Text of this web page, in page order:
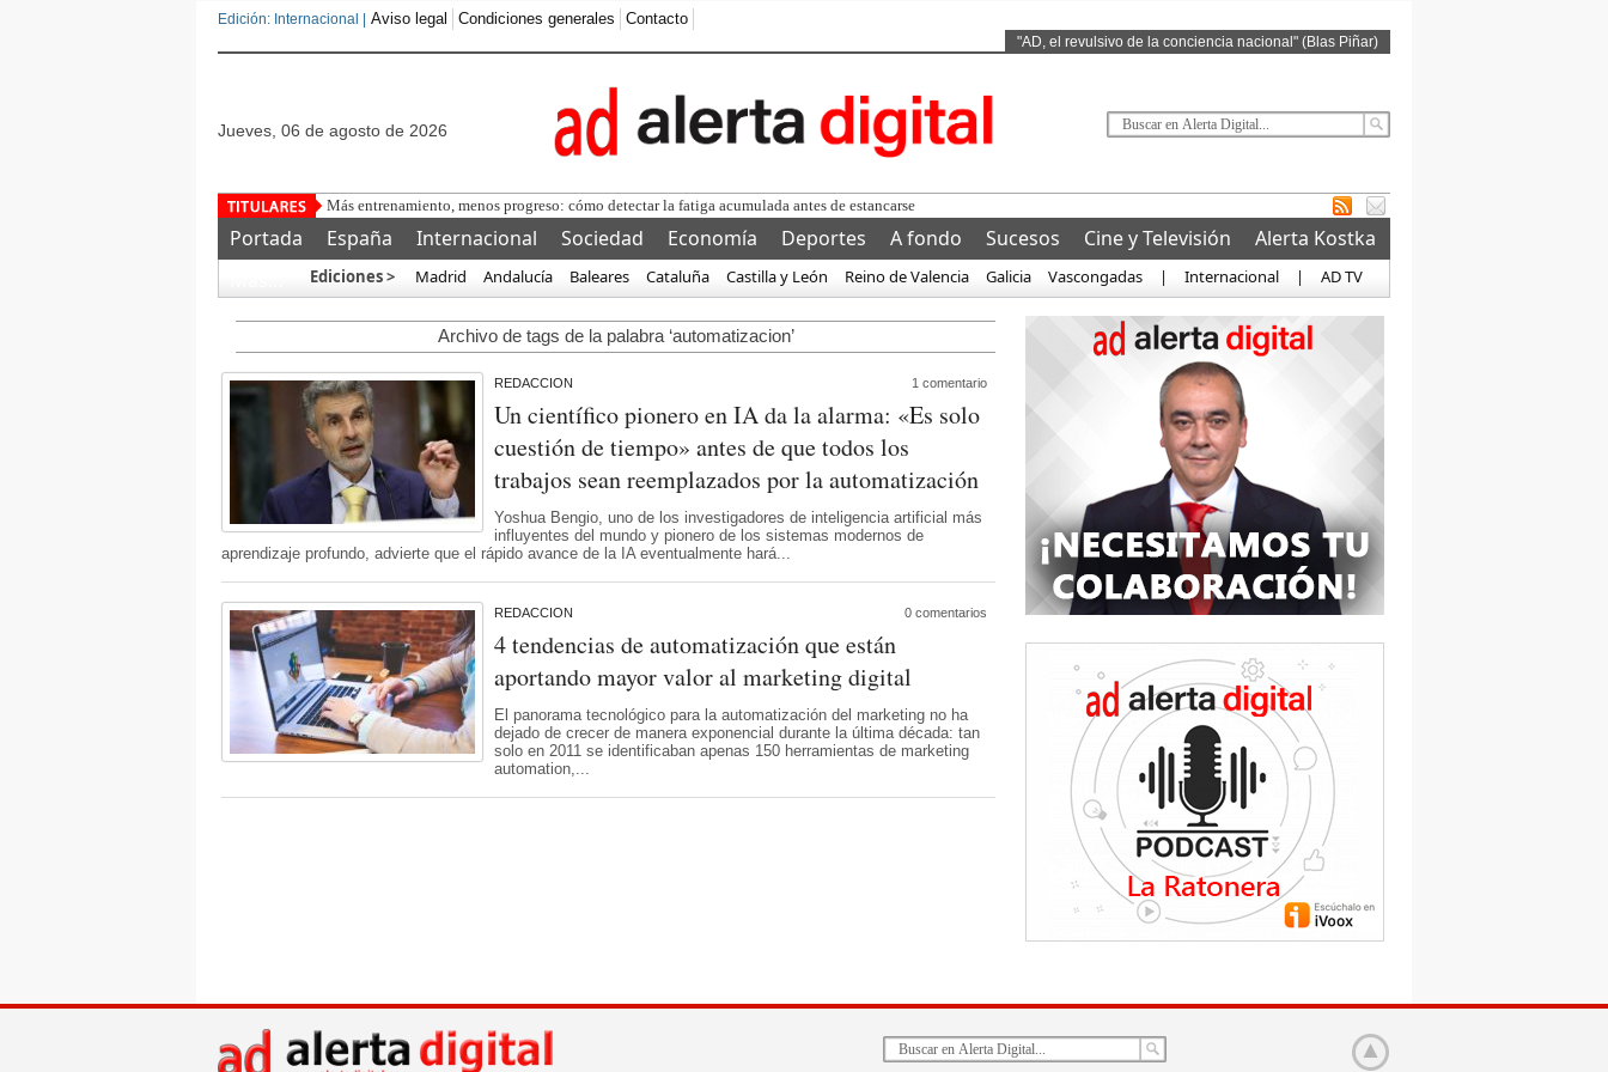
Edición: Internacional | Aviso legal Condiciones generales Contacto
"AD, el revulsivo de la conciencia nacional" (Blas Piñar)
jueves, 06 de agosto de 2026
Más entrenamiento, menos progreso: cómo detectar la fatiga acumulada antes de estancarse
Portada España Internacional Sociedad Economía Deportes A fondo Sucesos Cine y Televisión
Alerta Kostka
Ediciones > Madrid Andalucía Baleares Cataluña Castilla y León Reino de Valencia Galicia Vascongadas | Internacional | AD TV
Archivo de tags de la palabra ‘automatizacion’
REDACCION 1 comentario
Un científico pionero en IA da la alarma: «Es solo
cuestión de tiempo» antes de que todos los
trabajos sean reemplazados por la automatización
Yoshua Bengio, uno de los investigadores de inteligencia artificial más
influyentes del mundo y pionero de los sistemas modernos de
aprendizaje profundo, advierte que el rápido avance de la IA eventualmente hará...
REDACCION 0 comentarios
4 tendencias de automatización que están
aportando mayor valor al marketing digital
El panorama tecnológico para la automatización del marketing no ha
dejado de crecer de manera exponencial durante la última década: tan
solo en 2011 se identificaban apenas 150 herramientas de marketing
automation,...